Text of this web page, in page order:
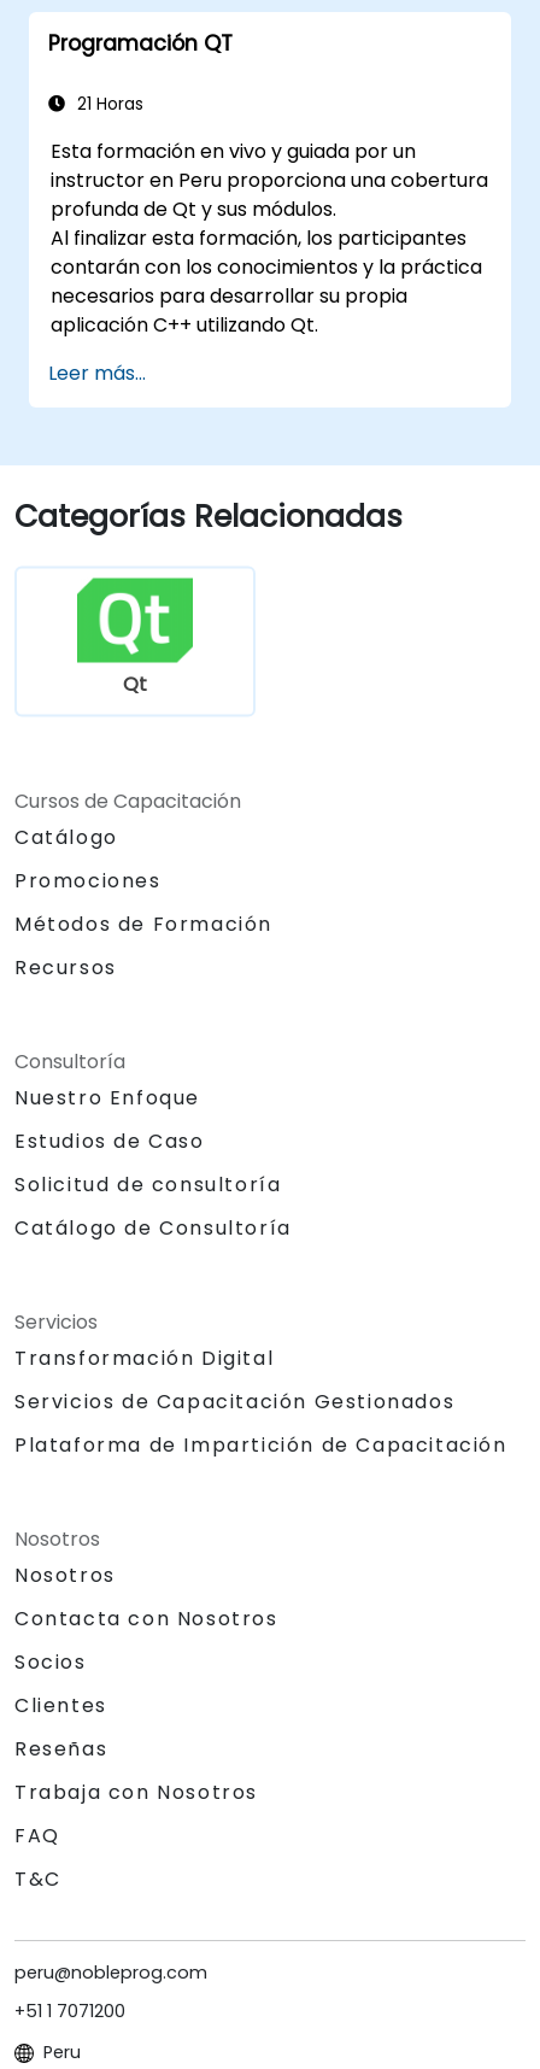
Programación QT
21 Horas
Esta formación en vivo y guiada por un
instructor en Peru proporciona una cobertura
profunda de Qt y sus módulos.
Al finalizar esta formación, los participantes
contarán con los conocimientos y la práctica
necesarios para desarrollar su propia
aplicación C++ utilizando Qt.
Leer más...
Categorías Relacionadas
Qt
Cursos de Capacitación
Catálogo
Promociones
Métodos de Formación
Recursos
Consultoría
Nuestro Enfoque
Estudios de Caso
Solicitud de consultoría
Catálogo de Consultoría
Servicios
Transformación Digital
Servicios de Capacitación Gestionados
Plataforma de Impartición de Capacitación
Nosotros
Nosotros
Contacta con Nosotros
Socios
Clientes
Reseñas
Trabaja con Nosotros
FAQ
T&C
peru@nobleprog.com
+51 1 7071200
Peru